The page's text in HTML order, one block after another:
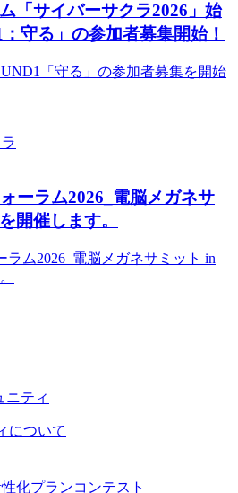
「サイバーサクラ2026」始
守る」の参加者募集開始！
「守る」の参加者募集を開始
ーラム2026_電脳メガネサ
開催します。
ラム2026_電脳メガネサミット in
について
化プランコンテスト